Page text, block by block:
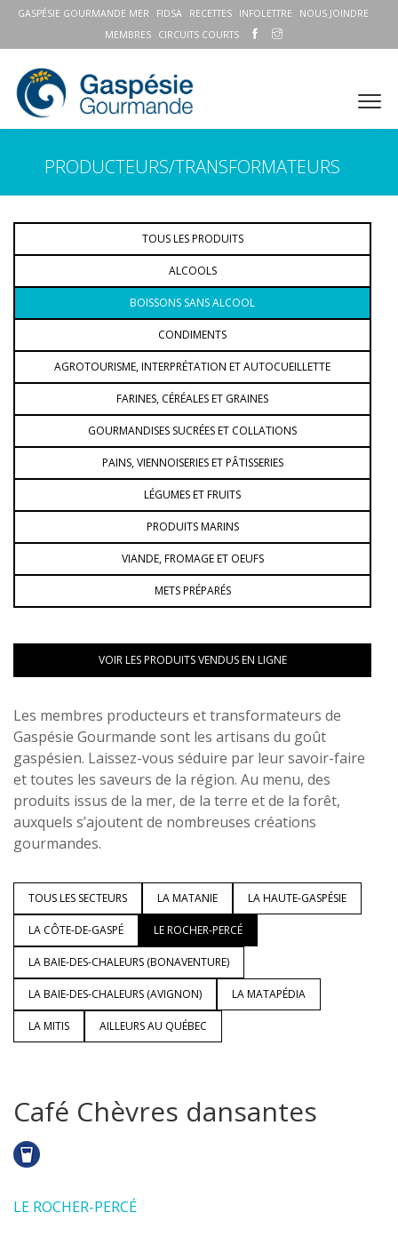
GASPÉSIE GOURMANDE MER FIDSA RECETTES INFOLETTRE
NOUS JOINDRE
MEMBRES
CIRCUITS COURTS
PRODUCTEURS/TRANSFORMATEURS
TOUS LES PRODUITS
ALCOOLS
BOISSONS SANS ALCOOL
CONDIMENTS
AGROTOURISME, INTERPRÉTATION ET AUTOCUEILLETTE
FARINES, CÉRÉALES ET GRAINES
GOURMANDISES SUCRÉES ET COLLATIONS
PAINS, VIENNOISERIES ET PÂTISSERIES
LÉGUMES ET FRUITS
PRODUITS MARINS
VIANDE, FROMAGE ET OEUFS
METS PRÉPARÉS
VOIR LES PRODUITS VENDUS EN LIGNE
Les membres producteurs et transformateurs de
Gaspésie Gourmande sont les artisans du goût
gaspésien. Laissez-vous séduire par leur savoir-faire
et toutes les saveurs de la région. Au menu, des
produits issus de la mer, de la terre et de la forêt,
auxquels s’ajoutent de nombreuses créations
gourmandes.
TOUS LES SECTEURS LA MATANIE LA HAUTE-GASPÉSIE
LA CÔTE-DE-GASPÉ LE ROCHER-PERCÉ
LA BAIE-DES-CHALEURS (BONAVENTURE)
LA BAIE-DES-CHALEURS (AVIGNON) LA MATAPÉDIA
LA MITIS AILLEURS AU QUÉBEC
Café Chèvres dansantes
LE ROCHER-PERCÉ